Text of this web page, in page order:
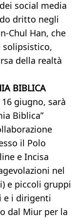
social media
dritto negli
Chul Han, che
solipsistico,
della realtà
BIBLICA
giugno, sarà
Biblica”
il Polo
e Incisa
nel
e piccoli gruppi
e i dirigenti
dal Miur per la